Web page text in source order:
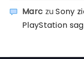
Marc zuSony
PlayStation